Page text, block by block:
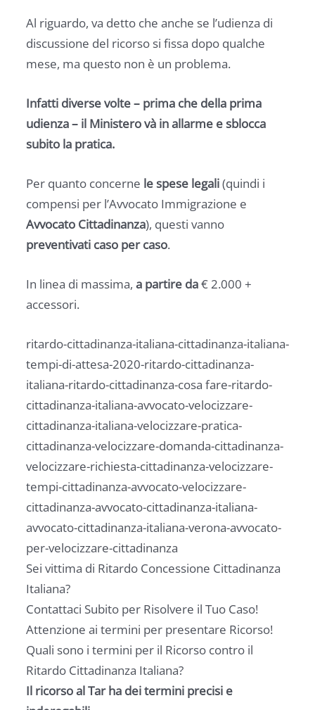
Al riguardo, va detto che anche se l’udienza di
discussione del ricorso si fissa dopo qualche
mese, ma questo non è un problema.
Infatti diverse volte – prima che della prima
udienza – il Ministero và in allarme e sblocca
subito la pratica.
Per quanto concerne le spese legali(quindi i
compensi per l’Avvocato Immigrazione e
Avvocato Cittadinanza), questi vanno
preventivati caso per caso.
In linea di massima, a partire da€ 2.000 +
accessori.
ritardo-cittadinanza-italiana-cittadinanza-italiana-
tempi-di-attesa-2020-ritardo-cittadinanza-
italiana-ritardo-cittadinanza-cosa fare-ritardo-
cittadinanza-italiana-avvocato-velocizzare-
cittadinanza-italiana-velocizzare-pratica-
cittadinanza-velocizzare-domanda-cittadinanza-
velocizzare-richiesta-cittadinanza-velocizzare-
tempi-cittadinanza-avvocato-velocizzare-
cittadinanza-avvocato-cittadinanza-italiana-
avvocato-cittadinanza-italiana-verona-avvocato-
per-velocizzare-cittadinanza
Sei vittima di Ritardo Concessione Cittadinanza
Italiana?
Contattaci Subito per Risolvere il Tuo Caso!
Attenzione ai termini per presentare Ricorso!
Quali sono i termini per il Ricorso contro il
Ritardo Cittadinanza Italiana?
Il ricorso al Tar ha dei termini precisi e